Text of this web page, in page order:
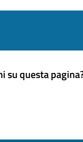
su questa